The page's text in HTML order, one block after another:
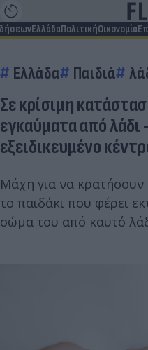
ΕλλάδαΠολιτικήΟικονομία
Ελλάδα Παιδιά
Σε κρίσιμη
εγκαύματα από
εξειδικευμένο
Μάχη για να κρατήσουν
το παιδάκι που φέρει
σώμα του από καυτό